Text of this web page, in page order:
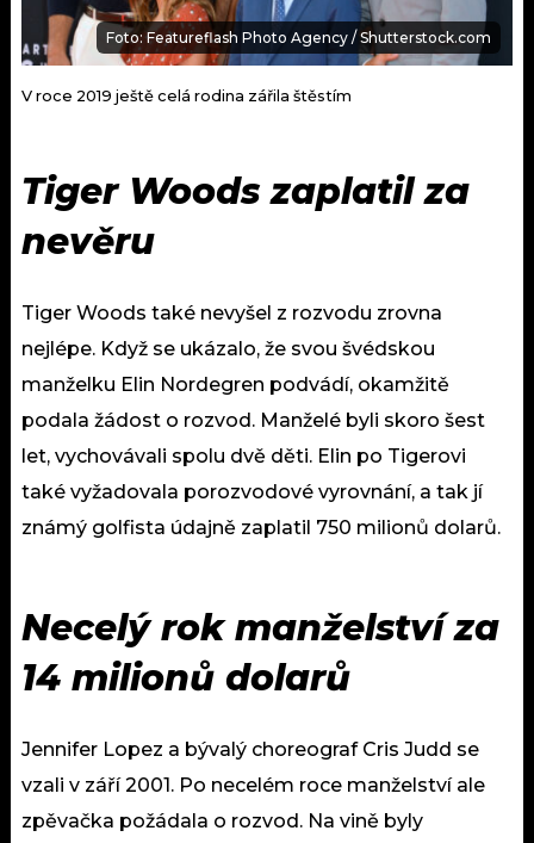
Foto: Featureflash Photo Agency / Shutterstock.com
V roce 2019 ještě celá rodina zářila štěstím
Tiger Woods zaplatil za
nevěru
Tiger Woods také nevyšel z rozvodu zrovna
nejlépe. Když se ukázalo, že svou švédskou
manželku Elin Nordegren podvádí, okamžitě
podala žádost o rozvod. Manželé byli skoro šest
let, vychovávali spolu dvě děti. Elin po Tigerovi
také vyžadovala porozvodové vyrovnání, a tak jí
známý golfista údajně zaplatil 750 milionů dolarů.
Necelý rok manželství za
14 milionů dolarů
Jennifer Lopez a bývalý choreograf Cris Judd se
vzali v září 2001. Po necelém roce manželství ale
zpěvačka požádala o rozvod. Na vině byly